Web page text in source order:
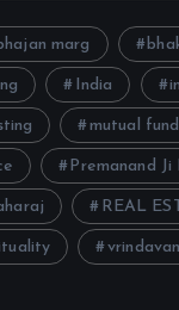
marg
India
mutual fund
Premanand
REAL
vrindavan